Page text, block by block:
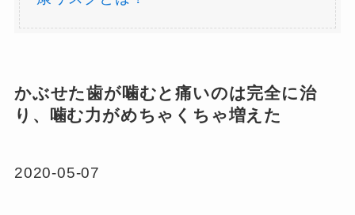
かぶせた歯が噛むと痛いのは完全に治
り、噛む力がめちゃくちゃ増えた
2020-05-07